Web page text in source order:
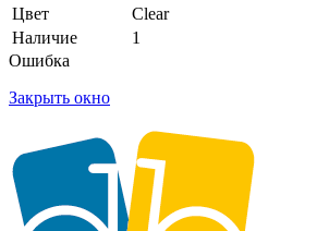
Цвет
Clear
Наличие
1
Ошибка
Закрыть окно